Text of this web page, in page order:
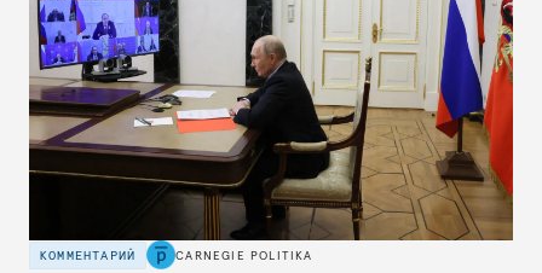
КОММЕНТАРИЙ CARNEGIE POLITIKA